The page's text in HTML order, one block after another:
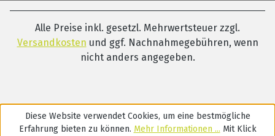
Alle Preise inkl. gesetzl. Mehrwertsteuer zzgl.
Versandkosten und ggf. Nachnahmegebühren, wenn
nicht anders angegeben.
Diese Website verwendet Cookies, um eine bestmögliche
Erfahrung bieten zu können. Mehr Informationen ... Mit Klick